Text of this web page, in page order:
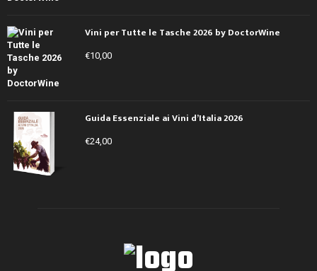
Vini per Tutte le Tasche 2026 by DoctorWine
€10,00
Guida Essenziale ai Vini d’Italia 2026
€24,00